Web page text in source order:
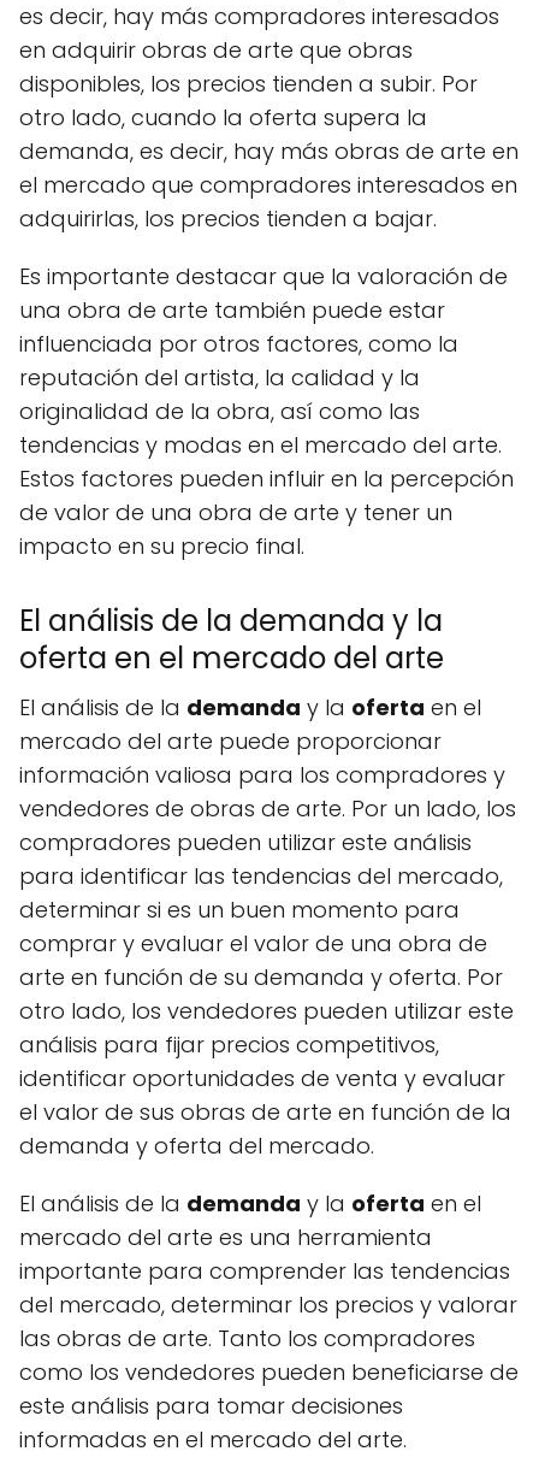
es decir, hay más compradores interesados
en adquirir obras de arte que obras
disponibles, los precios tienden a subir. Por
otro lado, cuando la oferta supera la
demanda, es decir, hay más obras de arte en
el mercado que compradores interesados en
adquirirlas, los precios tienden a bajar.
Es importante destacar que la valoración de
una obra de arte también puede estar
influenciada por otros factores, como la
reputación del artista, la calidad y la
originalidad de la obra, así como las
tendencias y modas en el mercado del arte.
Estos factores pueden influir en la percepción
de valor de una obra de arte y tener un
impacto en su precio final.
El análisis de la demanda y la
oferta en el mercado del arte
El análisis de la demanda y la oferta en el
mercado del arte puede proporcionar
información valiosa para los compradores y
vendedores de obras de arte. Por un lado, los
compradores pueden utilizar este análisis
para identificar las tendencias del mercado,
determinar si es un buen momento para
comprar y evaluar el valor de una obra de
arte en función de su demanda y oferta. Por
otro lado, los vendedores pueden utilizar este
análisis para fijar precios competitivos,
identificar oportunidades de venta y evaluar
el valor de sus obras de arte en función de la
demanda y oferta del mercado.
El análisis de la demanda y la oferta en el
mercado del arte es una herramienta
importante para comprender las tendencias
del mercado, determinar los precios y valorar
las obras de arte. Tanto los compradores
como los vendedores pueden beneficiarse de
este análisis para tomar decisiones
informadas en el mercado del arte.